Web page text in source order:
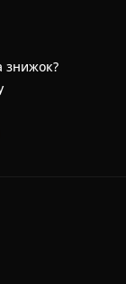
знижок?